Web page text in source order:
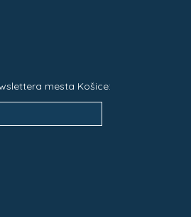
mesta Košice: